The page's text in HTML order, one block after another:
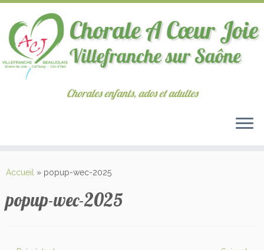
au
Chorales enfants, ados et adultes
Accueil » popup-wec-2025
popup-wec-2025